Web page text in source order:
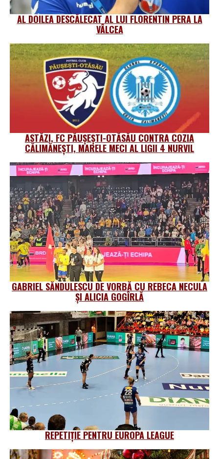
AL DOILEA DESCĂLECAT AL LUI FLORENTIN PERA LA
VÂLCEA
ASTĂZI, FC PĂUȘEȘTI-OTĂSĂU CONTRA COZIA
CĂLIMĂNEȘTI, MARELE MECI AL LIGII 4 NURVIL
GABRIEL SĂNDULESCU DE VORBĂ CU REBECA NECULA
ȘI ALICIA GOGÎRLĂ
REPETIȚIE PENTRU EUROPA LEAGUE